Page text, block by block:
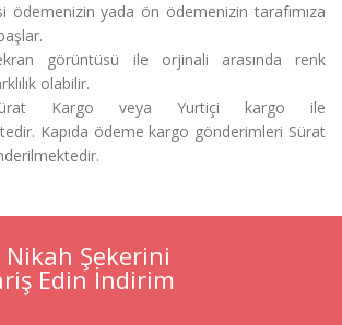
ödemenizin yada ön ödemenizin tarafımıza
görüntüsü ile orjinali arasında renk
olabilir.
Kargo veya Yurtiçi kargo ile
Kapıda ödeme kargo gönderimleri Sürat
Nikah Şekerini
Edin İndirim